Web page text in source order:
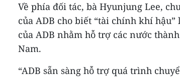
Về phía đối tác, bà Hyunjung Lee,
của ADB cho biết “tài chính khí
của ADB nhằm hỗ trợ các nước
Nam.
“ADB sẵn sàng hỗ trợ quá trình